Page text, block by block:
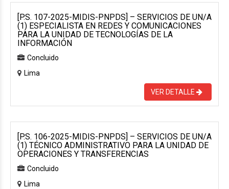
[P.S. 107-2025-MIDIS-PNPDS] – SERVICIOS DE UN/A
(1) ESPECIALISTA EN REDES Y COMUNICACIONES
PARA LA UNIDAD DE TECNOLOGÍAS DE LA
INFORMACIÓN
Concluido
Lima
VER DETALLE
[P.S. 106-2025-MIDIS-PNPDS] – SERVICIOS DE UN/A
(1) TÉCNICO ADMINISTRATIVO PARA LA UNIDAD DE
OPERACIONES Y TRANSFERENCIAS
Concluido
Lima